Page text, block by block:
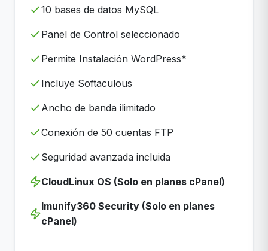
10 bases de datos MySQL
Panel de Control seleccionado
Permite Instalación WordPress*
Incluye Softaculous
Ancho de banda ilimitado
Conexión de 50 cuentas FTP
Seguridad avanzada incluida
CloudLinux OS (Solo en planes cPanel)
Imunify360 Security (Solo en planes
cPanel)